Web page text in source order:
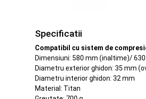
Specificatii
Compatibil cu sistem de
Dimensiuni: 580 mm (inaltime)/
Diametru exterior ghidon: 35 mm
Diametru interior ghidon: 32 mm
Material: Titan